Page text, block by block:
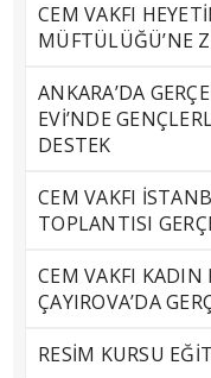
CEM VAKFI
MÜFTÜLÜĞÜ’NE
ANKARA’DA
EVİ’NDE
DESTEK
CEM VAKFI
TOPLANTISI
CEM VAKFI
ÇAYIROVA’DA
RESİM KURSU